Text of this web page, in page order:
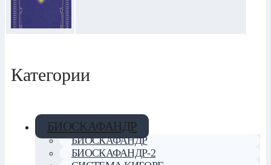
Категории
БИОСКАФАНДР
БИОСКАФАНДР
БИОСКАФАНДР-2